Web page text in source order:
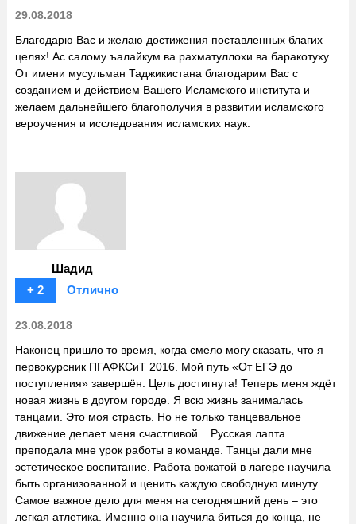
29.08.2018
Благодарю Вас и желаю достижения поставленных благих
целях! Ас салому ъалайкум ва рахматуллохи ва баракотуху.
От имени мусульман Таджикистана благодарим Вас с
созданием и действием Вашего Исламского института и
желаем дальнейшего благополучия в развитии исламского
вероучения и исследования исламских наук.
Шадид
+ 2
Отлично
23.08.2018
Наконец пришло то время, когда смело могу сказать, что я
первокурсник ПГАФКСиТ 2016. Мой путь «От ЕГЭ до
поступления» завершён. Цель достигнута! Теперь меня ждёт
новая жизнь в другом городе. Я всю жизнь занималась
танцами. Это моя страсть. Но не только танцевальное
движение делает меня счастливой... Русская лапта
преподала мне урок работы в команде. Танцы дали мне
эстетическое воспитание. Работа вожатой в лагере научила
быть организованной и ценить каждую свободную минуту.
Самое важное дело для меня на сегодняшний день – это
легкая атлетика. Именно она научила биться до конца, не